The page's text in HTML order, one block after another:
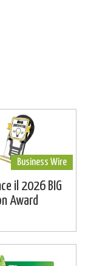
Business Wire
il 2026 BIG
Award